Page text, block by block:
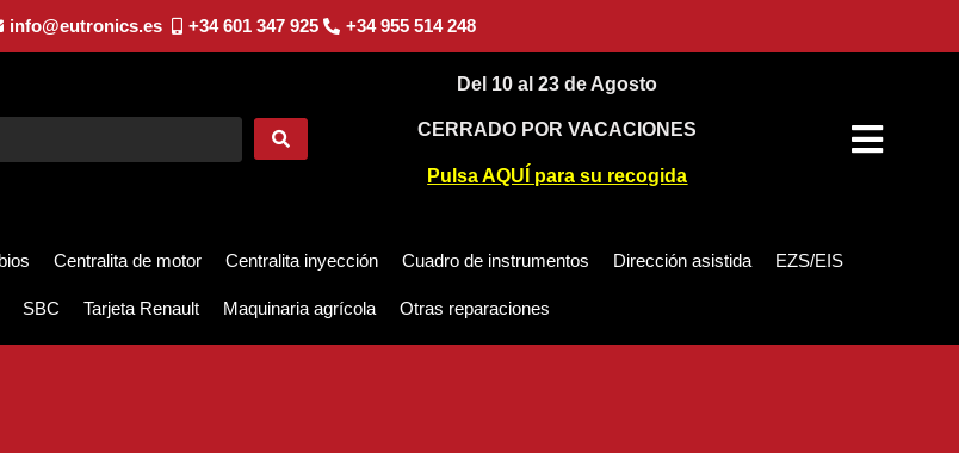
info@eutronics.es +34 601 347 925 +34 955 514 248
Del 10 al 23 de Agosto
CERRADO POR VACACIONES
Pulsa AQUÍ para su recogida
Centralita de motor Centralita inyección Cuadro de instrumentos Dirección asistida EZS/EIS
SBC Tarjeta Renault Maquinaria agrícola Otras reparaciones